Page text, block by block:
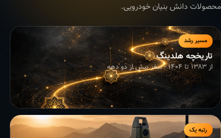
محصولات دانش بنیان خودرویی.
مسیر رشد
تاریخچه هلدینگ
از ۱۳۸۳ تا ۱۴۰۴ - سفر بیش از دو دهه
رتبه یک